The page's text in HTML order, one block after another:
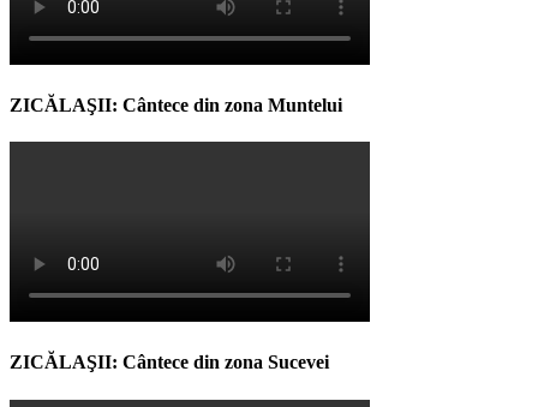
ZICĂLAŞII: Cântece din zona Muntelui
ZICĂLAŞII: Cântece din zona Sucevei